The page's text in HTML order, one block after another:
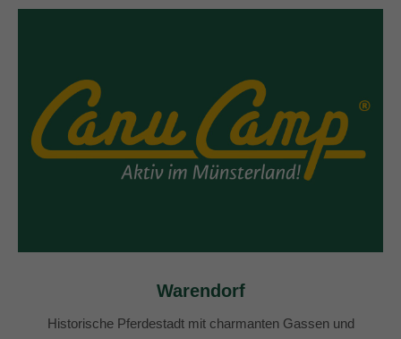
Warendorf
Historische Pferdestadt mit charmanten Gassen und